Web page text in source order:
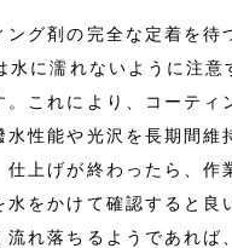
ング剤の完全な定着を待
水に濡れないように注意
。これにより、コーティ
水性能や光沢を長期間維
仕上げが終わったら、作
水をかけて確認すると良
流れ落ちるようであれば